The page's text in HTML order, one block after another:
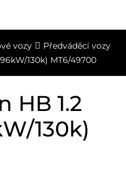
vozy
Předváděcí vozy
130k) MT6/49700
HB 1.2
130k)